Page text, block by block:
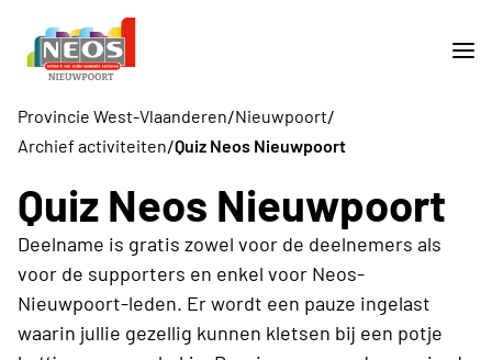
Provincie West-Vlaanderen/Nieuwpoort/
Archief activiteiten/Quiz Neos Nieuwpoort
Quiz Neos Nieuwpoort
Deelname is gratis zowel voor de deelnemers als
voor de supporters en enkel voor Neos-
Nieuwpoort-leden. Er wordt een pauze ingelast
waarin jullie gezellig kunnen kletsen bij een potje